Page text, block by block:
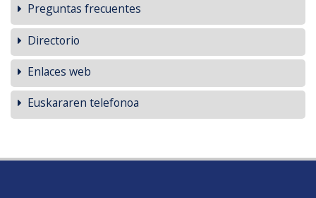
Preguntas frecuentes
Directorio
Enlaces web
Euskararen telefonoa